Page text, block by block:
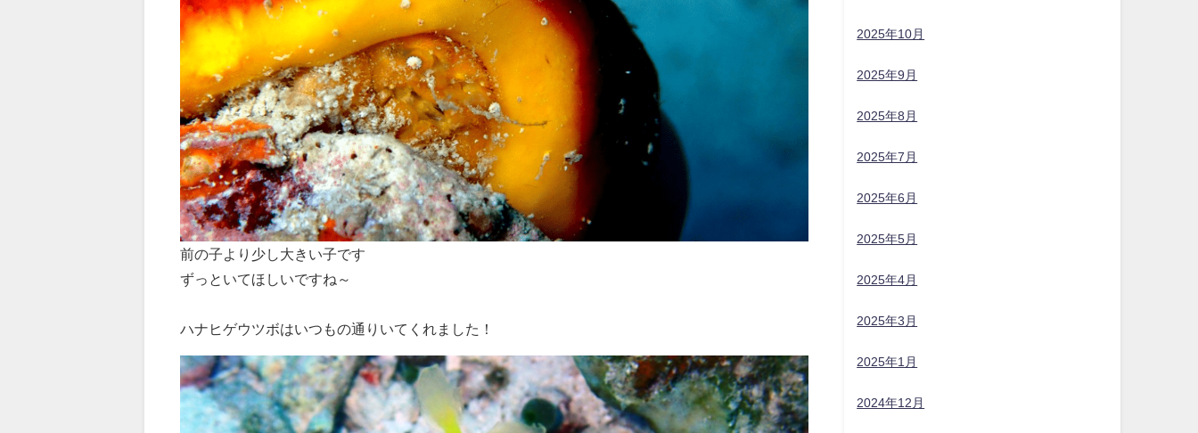
前の子より少し大きい子です
ずっといてほしいですね～
ハナヒゲウツボはいつもの通りいてくれました！
2025年10月
2025年9月
2025年8月
2025年7月
2025年6月
2025年5月
2025年4月
2025年3月
2025年1月
2024年12月